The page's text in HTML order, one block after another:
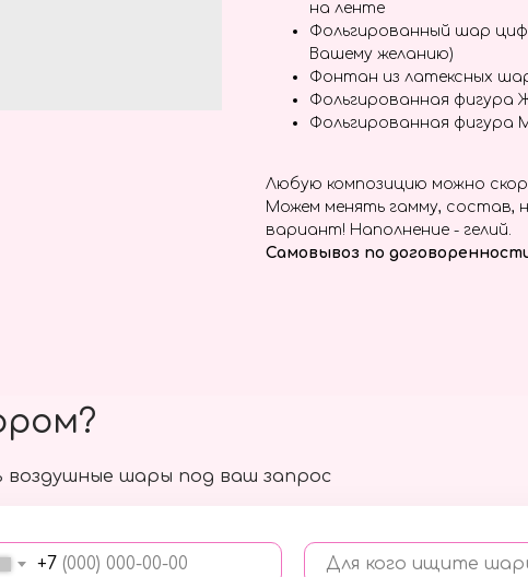
на ленте
Фольгированный шар
Вашему желанию)
Фонтан из латексных
Фольгированная фигура
Фольгированная фигура
Любую композицию можно
Можем менять гамму, состав,
вариант! Наполнение - гелий.
Самовывоз по
шары под ваш запрос
+7 Для кого ищите